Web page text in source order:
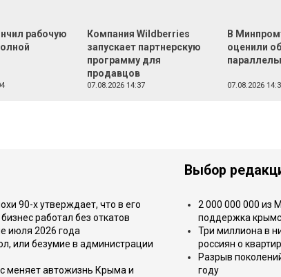
рабочую
Компания Wildberries
запускает партнерскую
программу для
продавцов
07.08.2026 14:37
В
оценили
07.08.2026
90-х утверждает, что в его
работал без откатов
июля 2026 года
или безумие в администрации
меняет автожизнь Крыма и
Выбор
2 000 000 000 из
поддержка
Три миллиона в
россиян о
Разрыв
году